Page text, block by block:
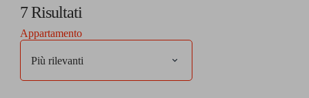
7Risultati
Appartamento
Più rilevanti